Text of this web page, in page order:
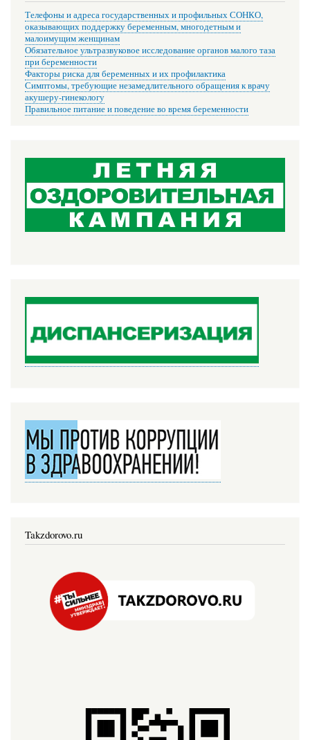
Телефоны и адреса государственных и профильных СОНКО,
оказывающих поддержку беременным, многодетным и
малоимущим женщинам
Обязательное ультразвуковое исследование органов малого таза
при беременности
Факторы риска для беременных и их профилактика
Симптомы, требующие незамедлительного обращения к врачу
акушеру-гинекологу
Правильное питание и поведение во время беременности
Takzdorovo.ru